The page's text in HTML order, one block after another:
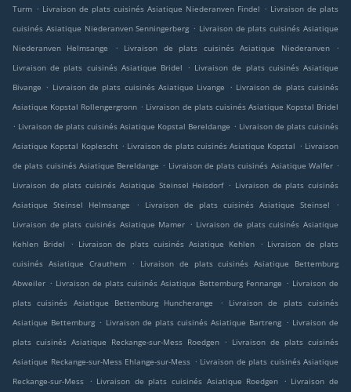
Turm . Livraison de plats cuisinés Asiatique Niederanven Findel . Livraison de plats
cuisinés Asiatique Niederanven Senningerberg . Livraison de plats cuisinés Asiatique
Niederanven Helmsange
. Livraison de plats cuisinés Asiatique Niederanven
.
Livraison de plats cuisinés Asiatique Bridel
. Livraison de plats cuisinés Asiatique
Bivange . Livraison de plats cuisinés Asiatique Livange . Livraison de plats cuisinés
Asiatique Kopstal Rollengergronn . Livraison de plats cuisinés Asiatique Kopstal Bridel
. Livraison de plats cuisinés Asiatique Kopstal Bereldange . Livraison de plats cuisinés
Asiatique Kopstal Koplescht . Livraison de plats cuisinés Asiatique Kopstal . Livraison
de plats cuisinés Asiatique Bereldange . Livraison de plats cuisinés Asiatique Walfer .
Livraison de plats cuisinés Asiatique Steinsel Heisdorf . Livraison de plats cuisinés
Asiatique Steinsel Helmsange
. Livraison de plats cuisinés Asiatique Steinsel
.
Livraison de plats cuisinés Asiatique Mamer . Livraison de plats cuisinés Asiatique
Kehlen Bridel
. Livraison de plats cuisinés Asiatique Kehlen . Livraison de plats
cuisinés Asiatique Crauthem
.
Livraison de plats cuisinés Asiatique Bettemburg
Abweiler . Livraison de plats cuisinés Asiatique Bettemburg Fennange . Livraison de
plats cuisinés Asiatique Bettemburg Huncherange
.
Livraison de plats cuisinés
Asiatique Bettemburg . Livraison de plats cuisinés Asiatique Bartreng . Livraison de
plats cuisinés Asiatique Reckange-sur-Mess Roedgen
. Livraison de plats cuisinés
Asiatique Reckange-sur-Mess Ehlange-sur-Mess . Livraison de plats cuisinés Asiatique
Reckange-sur-Mess
. Livraison de plats cuisinés Asiatique Roedgen . Livraison de